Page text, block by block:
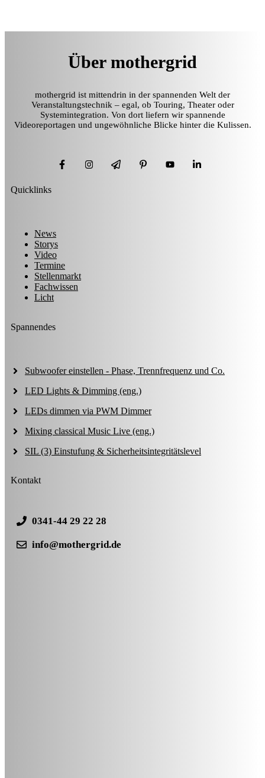
Über mothergrid
mothergrid ist mittendrin in der spannenden Welt der
Veranstaltungstechnik – egal, ob Touring, Theater oder
Systemintegration. Von dort liefern wir spannende
Videoreportagen und ungewöhnliche Blicke hinter die Kulissen.
Quicklinks
News
Storys
Video
Termine
Stellenmarkt
Fachwissen
Licht
Spannendes
Subwoofer einstellen - Phase, Trennfrequenz und Co.
LED Lights & Dimming (eng.)
LEDs dimmen via PWM Dimmer
Mixing classical Music Live (eng.)
SIL (3) Einstufung & Sicherheitsintegritätslevel
Kontakt
0341-44 29 22 28
info@mothergrid.de